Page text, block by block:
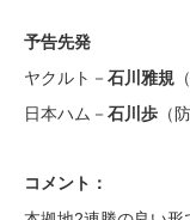
予告先発
ヤクルト－ 石川雅規
日本ハム－ 石川歩 （
コメント：